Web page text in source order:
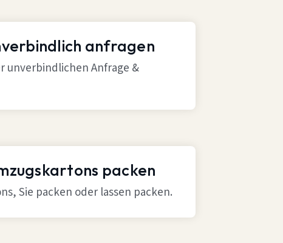
anfragen
unverbindlichen Anfrage &
packen
Sie packen oder lassen packen.